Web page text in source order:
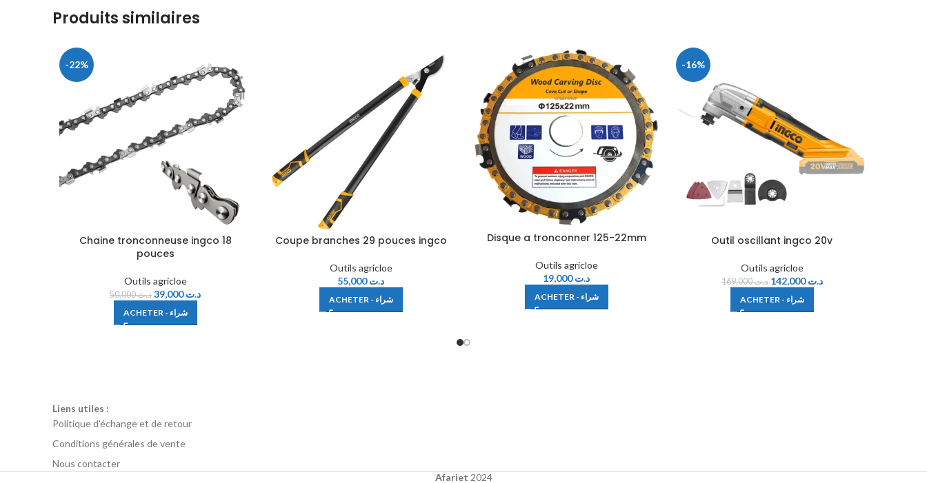
Produits similaires
-22%
Chaine tronconneuse ingco 18
pouces
Outils agricloe
د.ت50,000 د.ت39,000
ACHETER - شراء
Coupe branches 29 pouces ingco
Outils agricloe
د.ت55,000
ACHETER - شراء
Disque a tronconner 125-22mm
Outils agricloe
د.ت19,000
ACHETER - شراء
-16%
Outil oscillant ingco 20v
Outils agricloe
د.ت169,000 د.ت142,000
ACHETER - شراء
Liens utiles :
Politique d'échange et de retour
Conditions générales de vente
Nous contacter
Afariet 2024